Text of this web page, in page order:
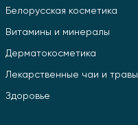
Белорусская косметика
Витамины и минералы
Дерматокосметика
Лекарственные чаи и травы
Здоровье